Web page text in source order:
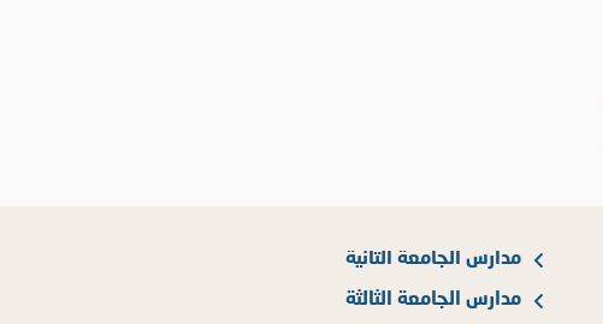
مدارس الجامعة الثانية
مدارس الجامعة الثالثة